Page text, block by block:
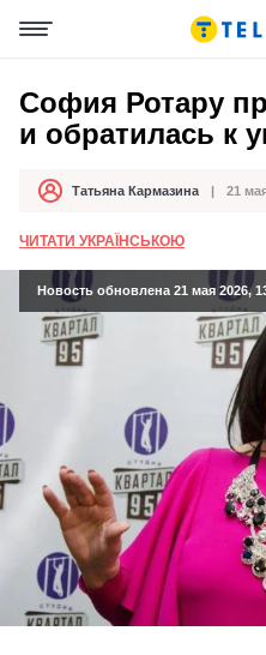
София Ротару
и обратилась к
АвторТатьяна Кармазина
Дата публикации 21
ЧИТАТИ УКРАЇНСЬКОЮ
Новость обновлена 21 мая 2026,